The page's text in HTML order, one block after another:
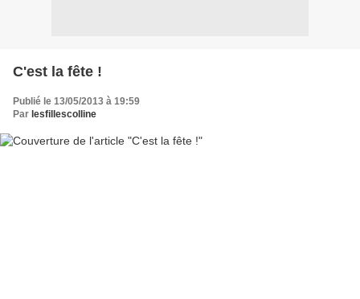
C'est la fête !
Publié le 13/05/2013 à 19:59
Par lesfillescolline